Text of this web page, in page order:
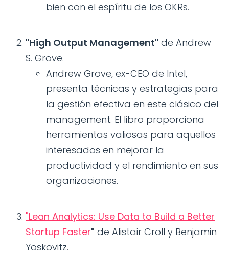
bien con el espíritu de los OKRs.
"High Output Management" de Andrew
S. Grove.
Andrew Grove, ex-CEO de Intel,
presenta técnicas y estrategias para
la gestión efectiva en este clásico del
management. El libro proporciona
herramientas valiosas para aquellos
interesados en mejorar la
productividad y el rendimiento en sus
organizaciones.
"Lean Analytics: Use Data to Build a Better
Startup Faster" de Alistair Croll y Benjamin
Yoskovitz.